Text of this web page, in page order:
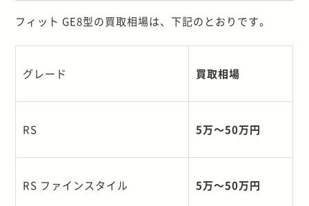
フィット GE8型の買取相場は、下記のとおりです。
グレード 買取相場
RS 5万～50万円
RS ファインスタイル 5万～50万円